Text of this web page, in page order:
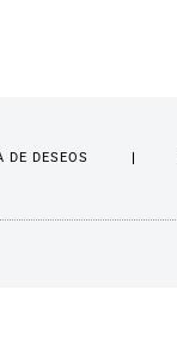
DE DESEOS